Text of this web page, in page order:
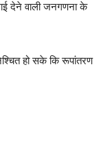
देने वाली जनगणना के
हो सके कि रूपांतरण